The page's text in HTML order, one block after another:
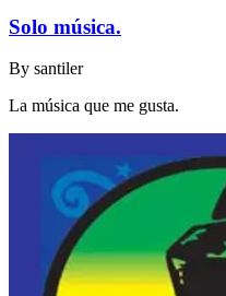
Solo música.
By santiler
La música que me gusta.